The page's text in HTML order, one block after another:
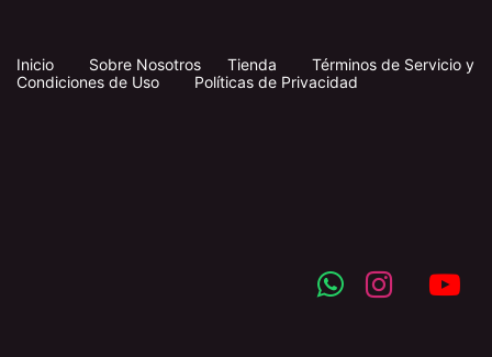
Inicio Sobre Nosotros Tienda
Términos de Servicio y
Condiciones de Uso
Políticas de Privacidad